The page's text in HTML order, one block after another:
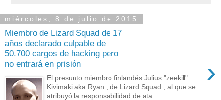
miércoles, 8 de julio de 2015
Miembro de Lizard Squad de 17
años declarado culpable de
50.700 cargos de hacking pero
no entrará en prisión
›
El presunto miembro finlandés Julius "zeekill"
Kivimaki aka Ryan , de Lizard Squad , al que se
atribuyó la responsabilidad de ata...